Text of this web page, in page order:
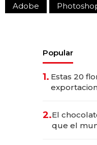
Adobe
Popular
1. Estas 20
2.El
que el